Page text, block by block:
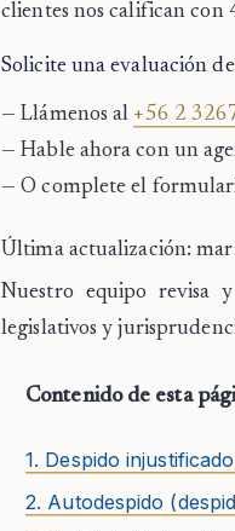
clientes nos califican con
Solicite una evaluación
— Llámenos al +56 2
— Hable ahora con un
— O complete el
Última actualización:
Nuestro equipo revisa
legislativos y
Contenido de esta
1. Despido
2. Autodespido